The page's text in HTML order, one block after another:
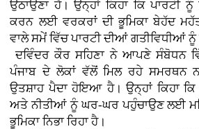
ਉਠਾਉਣਾ ਹੈ। ਉਨ੍ਹਾਂ ਕਿਹਾ ਕਿ ਪਾਰਟੀ
ਕਰਨ ਲਈ ਵਰਕਰਾਂ ਦੀ ਭੂਮਿਕਾ ਬੇਹੱਦ
ਵਾਲੇ ਸਮੇਂ ਵਿੱਚ ਪਾਰਟੀ ਦੀਆਂ ਗਤੀਵਿਧੀਆਂ ਨੂੰ
ਦਵਿੰਦਰ ਕੌਰ ਸਹਿਣਾ ਨੇ ਆਪਣੇ ਸੰਬੋਧਨ
ਪੰਜਾਬ ਦੇ ਲੋਕਾਂ ਵੱਲੋਂ ਮਿਲ ਰਹੇ ਸਮਰਥਨ
ਉਤਸ਼ਾਹ ਪੈਦਾ ਹੋਇਆ ਹੈ। ਉਨ੍ਹਾਂ ਕਿਹਾ ਕਿ
ਅਤੇ ਨੀਤੀਆਂ ਨੂੰ ਘਰ-ਘਰ ਪਹੁੰਚਾਉਣ ਲਈ
ਭੂਮਿਕਾ ਨਿਭਾ ਰਿਹਾ ਹੈ।